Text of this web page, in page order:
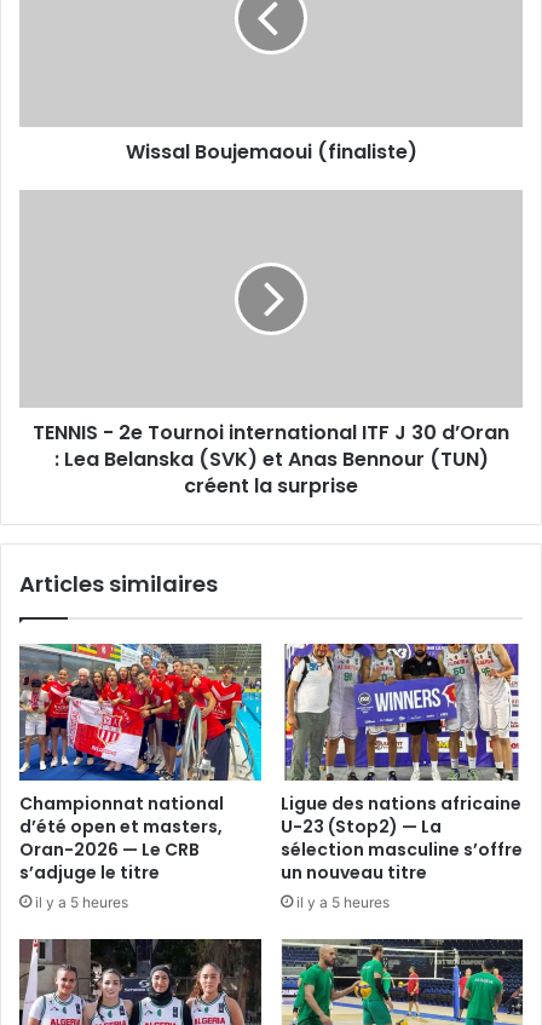
Wissal Boujemaoui (finaliste)
d’Oran
: Lea
Belanska
Anas
(TUN)
surprise
TENNIS - 2e Tournoi international ITF J 30 d’Oran
: Lea Belanska (SVK) et Anas Bennour (TUN)
créent la surprise
Articles similaires
Championnat national
d’été open et masters,
Oran-2026 — Le CRB
s’adjuge le titre
il y a 5 heures
Ligue des nations africaine
U-23 (Stop2) — La
sélection masculine s’offre
un nouveau titre
il y a 5 heures